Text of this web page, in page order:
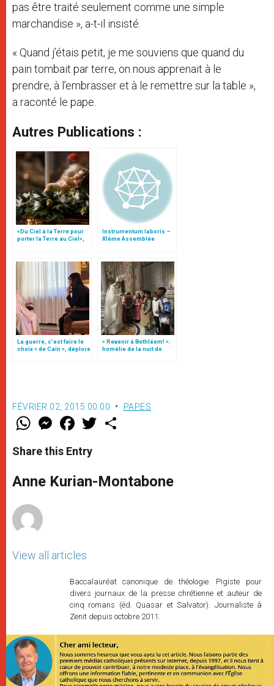
pas être traité seulement comme une simple
marchandise », a-t-il insisté.
« Quand j’étais petit, je me souviens que quand du
pain tombait par terre, on nous apprenait à le
prendre, à l’embrasser et à le remettre sur la table »,
a raconté le pape.
Autres Publications :
«Du Ciel à la Terre pour
porter la Terre au Ciel»,
Instrumentum laboris –
XIème Assemblée
La guerre, c’est faire le
choix « de Caïn », déplore
« Revenir à Bethléem! »:
homélie de la nuit de
Noël (texte complet)
FÉVRIER 02, 2015 00:00 PAPES
W
t
s
p
p
M
e
s
e
g
e
F
a
e
b
o
k
w
r
Share this Entry
Anne Kurian-Montabone
View all articles
Baccalauréat canonique de théologie. Pigiste pour
divers journaux de la presse chrétienne et auteur de
cinq romans (éd. Quasar et Salvator). Journaliste à
Zenit depuis octobre 2011.